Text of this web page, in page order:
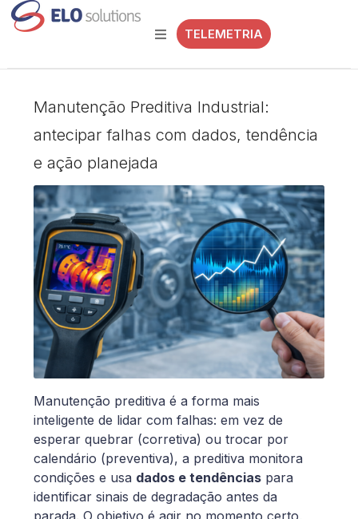
TELEMETRIA
Manutenção Preditiva Industrial:
antecipar falhas com dados, tendência
e ação planejada
Manutenção preditiva é a forma mais
inteligente de lidar com falhas: em vez de
esperar quebrar (corretiva) ou trocar por
calendário (preventiva), a preditiva monitora
condições e usa dados e tendências para
identificar sinais de degradação antes da